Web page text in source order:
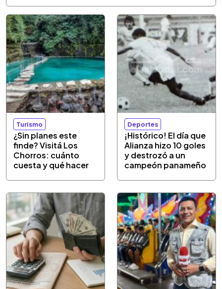
Turismo
¿Sin planes este
finde? Visitá Los
Chorros: cuánto
cuesta y qué hacer
Deportes
¡Histórico! El día que
Alianza hizo 10 goles
y destrozó a un
campeón panameño